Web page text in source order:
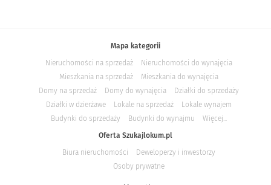
Mapa kategorii
Nieruchomości na sprzedaż
Nieruchomości do wynajęcia
Mieszkania na sprzedaż
Mieszkania do wynajęcia
Domy na sprzedaż
Domy do wynajęcia
Działki do sprzedaży
Działki w dzierżawe
Lokale na sprzedaż
Lokale wynajem
Budynki do sprzedaży
Budynki do wynajmu
Więcej...
Oferta Szukajlokum.pl
Biura nieruchomości
Deweloperzy i inwestorzy
Osoby prywatne